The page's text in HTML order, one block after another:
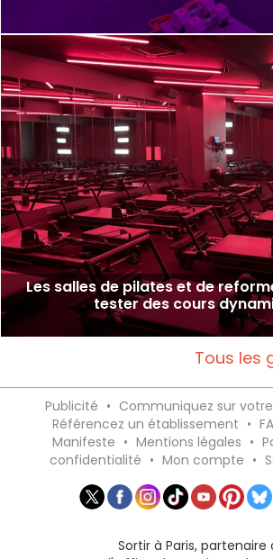
Les salles de pilates et de
tester des cours
Tous les
Publicité • Communiquez sur
Référencez un établissement •
Manifeste • Mentions légales •
confidentialité • Mon compte •
Sortir à Paris, partenaire